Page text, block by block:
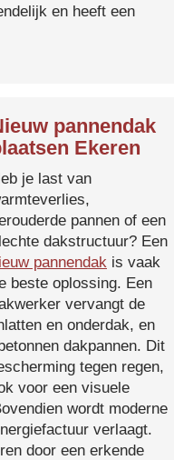
en heeft een
pannendak
Ekeren
je last van
pannen of een
dakstructuur? Een
pannendak is vaak
beste oplossing. Een
vervangt de
en onderdak, en
dakpannen. Dit
tegen regen,
voor een visuele
wordt moderne
verlaagt.
door een erkende